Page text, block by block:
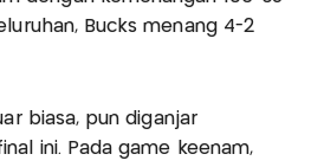
Bucks menang 4-2
biasa, pun diganjar
ini. Pada game keenam,